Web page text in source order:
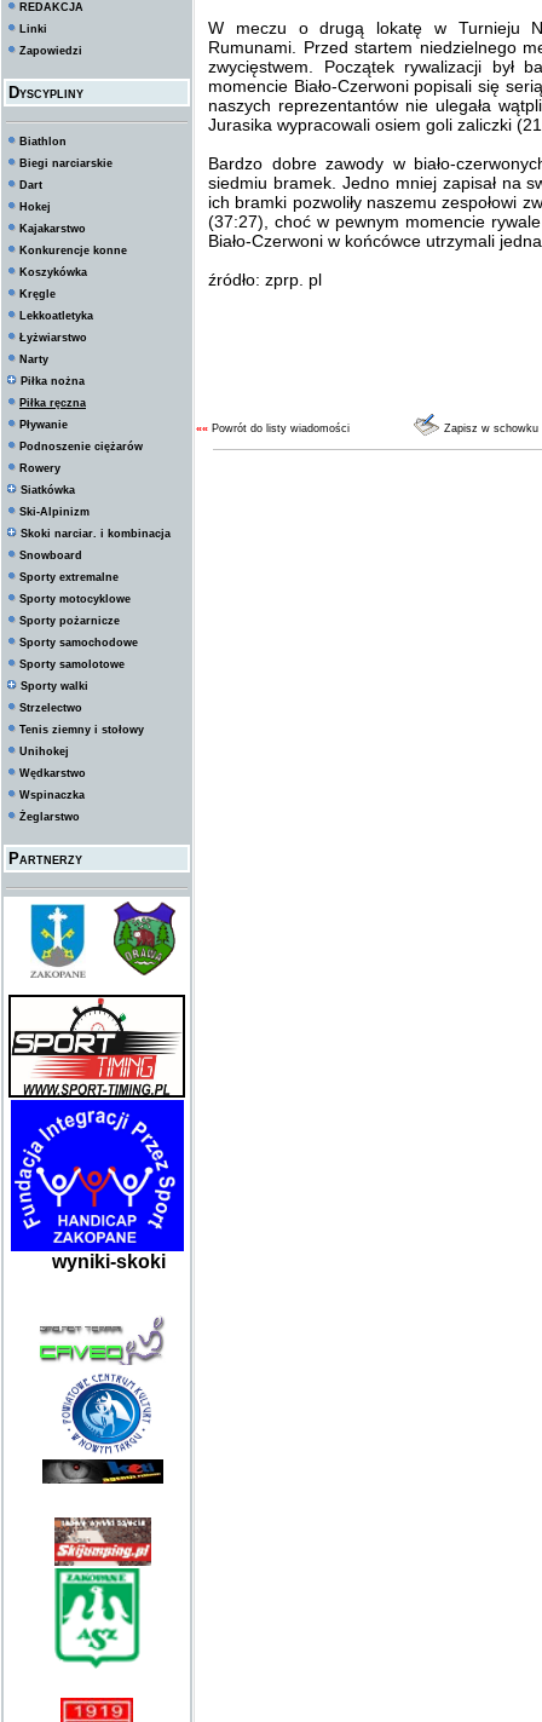
REDAKCJA
Linki
Zapowiedzi
Dyscypliny
Biathlon
Biegi narciarskie
Dart
Hokej
Kajakarstwo
Konkurencje konne
Koszykówka
Kręgle
Lekkoatletyka
Łyżwiarstwo
Narty
Piłka nożna
Piłka ręczna
Pływanie
Podnoszenie ciężarów
Rowery
Siatkówka
Ski-Alpinizm
Skoki narciar. i kombinacja
Snowboard
Sporty extremalne
Sporty motocyklowe
Sporty pożarnicze
Sporty samochodowe
Sporty samolotowe
Sporty walki
Strzelectwo
Tenis ziemny i stołowy
Unihokej
Wędkarstwo
Wspinaczka
Żeglarstwo
Partnerzy
wyniki-skoki
W meczu o drugą lokatę w Turnieju
Rumunami. Przed startem niedzielnego
zwycięstwem. Początek rywalizacji był
momencie Biało-Czerwoni popisali się
naszych reprezentantów nie ulegała
Jurasika wypracowali osiem goli zaliczki
Bardzo dobre zawody w biało-
siedmiu bramek. Jedno mniej zapisał na
ich bramki pozwoliły naszemu zespołowi
(37:27), choć w pewnym momencie
Biało-Czerwoni w końcówce utrzymali
źródło: zprp. pl
«« Powrót do listy wiadomości Zapisz w schowku